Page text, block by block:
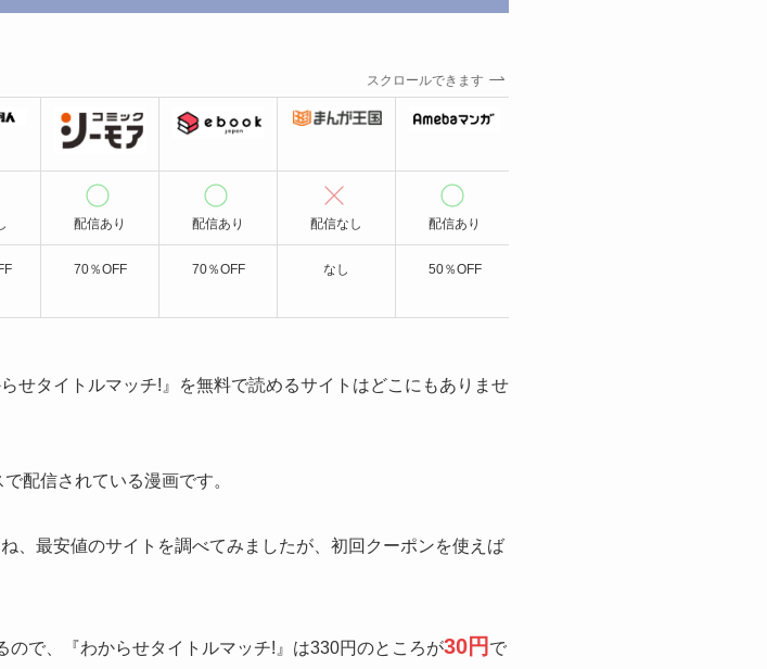
スクロールできます
配信あり 配信あり 配信なし 配信あり
70％OFF 70％OFF なし 50％OFF
せタイトルマッチ!』を無料で読めるサイトはどこにもありませ
配信されている漫画です。
、最安値のサイトを調べてみましたが、初回クーポンを使えば
で、『わからせタイトルマッチ!』は330円のところが30円 で